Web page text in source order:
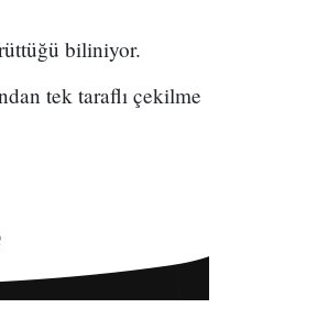
biliniyor.
tek taraflı çekilme